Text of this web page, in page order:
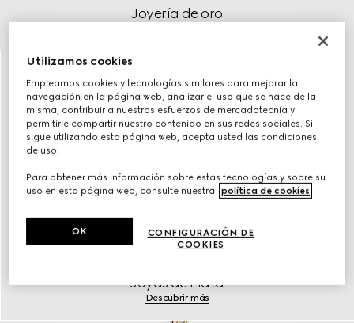
Joyería de oro
Joyas de Plata
Descubrir más
Utilizamos cookies
Empleamos cookies y tecnologías similares para mejorar la
navegación en la página web, analizar el uso que se hace de la
misma, contribuir a nuestros esfuerzos de mercadotecnia y
permitirle compartir nuestro contenido en sus redes sociales. Si
sigue utilizando esta página web, acepta usted las condiciones
de uso.
Para obtener más información sobre estas tecnologías y sobre su
uso en esta página web, consulte nuestra
política de cookies.
CONFIGURACIÓN DE
COOKIES
OK